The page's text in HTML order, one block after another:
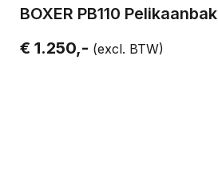
BOXER PB110 Pelikaanbak
€ 1.250,- (excl. BTW)